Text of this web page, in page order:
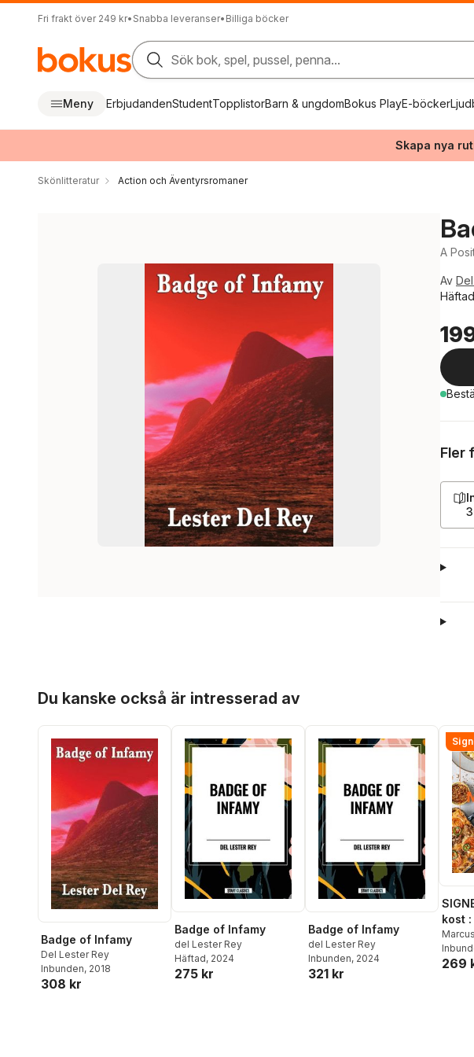
Fri frakt över 249 kr• Snabba leveranser• Billiga böcker
Sök bok, spel, pussel, penna...
Meny ErbjudandenStudentTopplistorBarn & ungdomBokus PlayE-böcker
Skapa nya
Skönlitteratur Action och Äventyrsromaner
A
Av
Fler
Du kanske också är intresserad av
Badge of Infamy
Del Lester Rey
Inbunden, 2018
308 kr
Badge of Infamy
del Lester Rey
Häftad, 2024
275 kr
Badge of Infamy
del Lester Rey
Inbunden, 2024
321 kr
kost
269